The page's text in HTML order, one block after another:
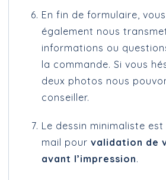
En fin de formulaire,
également nous
informations ou
la commande. Si vous
deux photos nous
conseiller.
Le dessin minimaliste
mail pour validation de
avant l’impression.